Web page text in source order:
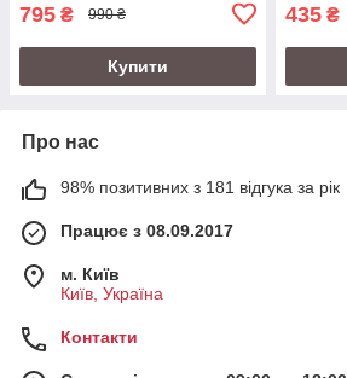
795 ₴ 990 ₴
Купити
435 ₴
Про нас
98% позитивних з 181 відгука за рік
Працює з 08.09.2017
м. Київ
Київ, Україна
Контакти